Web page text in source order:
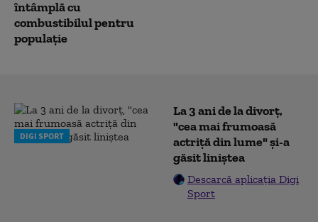
întâmplă cu
combustibilul pentru
populație
DIGI SPORT
La 3 ani de la divorț,
"cea mai frumoasă
actriță din lume" și-a
găsit liniștea
Descarcă aplicația Digi
Sport